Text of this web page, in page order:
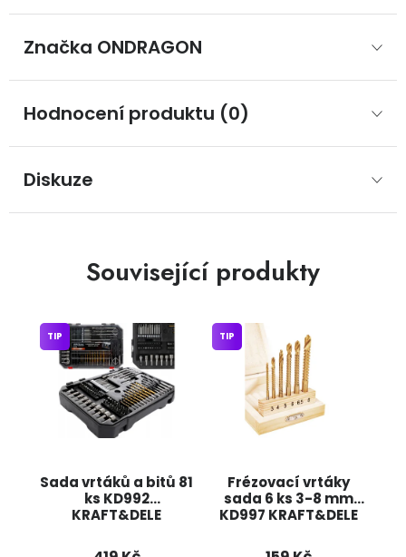
Značka ONDRAGON
Hodnocení produktu (0)
Diskuze
Související produkty
Sada vrtáků a bitů 81
ks KD992
KRAFT&DELE
TIP
Frézovací vrtáky
sada 6 ks 3-8 mm
KD997 KRAFT&DELE
TIP